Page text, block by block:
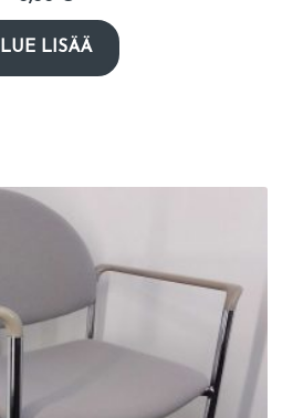
LUE LISÄÄ